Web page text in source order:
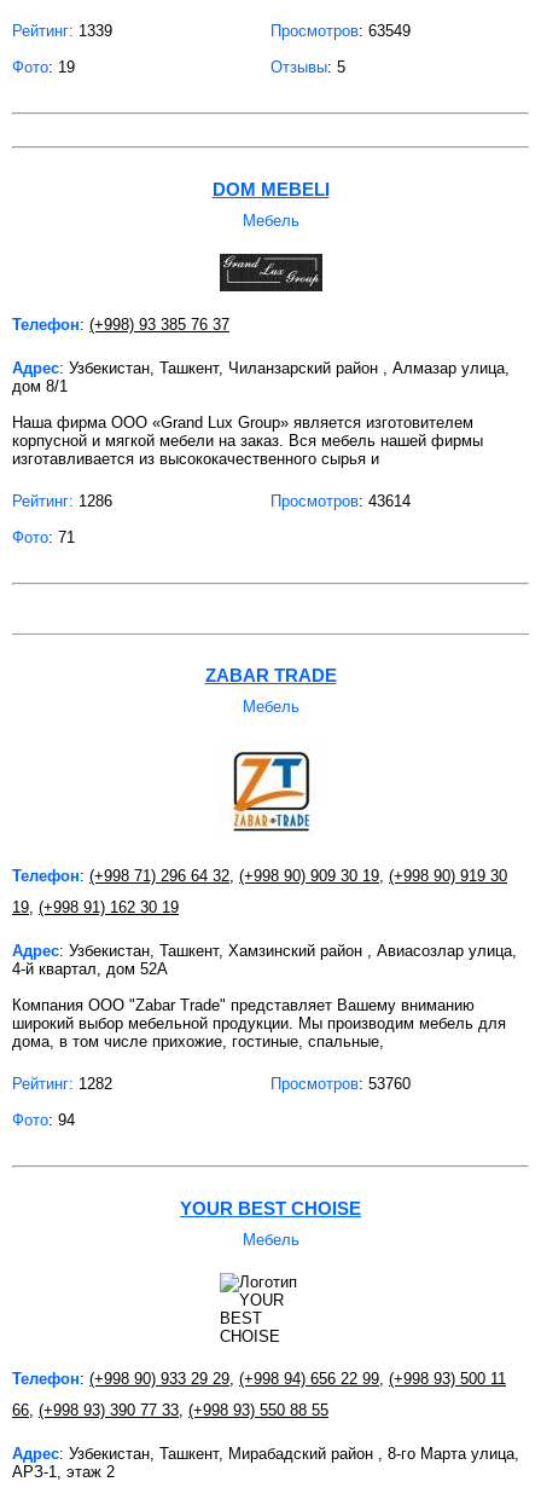
Рейтинг: 1339 Просмотров: 63549
Фото: 19 Отзывы: 5
DOM MEBELI
Мебель
Телефон: (+998) 93 385 76 37
Адрес: Узбекистан, Ташкент, Чиланзарский район , Алмазар улица,
дом 8/1
Наша фирма ООО «Grand Lux Group» является изготовителем
корпусной и мягкой мебели на заказ. Вся мебель нашей фирмы
изготавливается из высококачественного сырья и
Рейтинг: 1286 Просмотров: 43614
Фото: 71
ZABAR TRADE
Мебель
Телефон: (+998 71) 296 64 32, (+998 90) 909 30 19, (+998 90) 919 30
19, (+998 91) 162 30 19
Адрес: Узбекистан, Ташкент, Хамзинский район , Авиасозлар улица,
4-й квартал, дом 52А
Компания OOO "Zabar Trade" представляет Вашему вниманию
широкий выбор мебельной продукции. Мы производим мебель для
дома, в том числе прихожие, гостиные, спальные,
Рейтинг: 1282 Просмотров: 53760
Фото: 94
YOUR BEST CHOISE
Мебель
Телефон: (+998 90) 933 29 29, (+998 94) 656 22 99, (+998 93) 500 11
66, (+998 93) 390 77 33, (+998 93) 550 88 55
Адрес: Узбекистан, Ташкент, Мирабадский район , 8-го Марта улица,
АРЗ-1, этаж 2